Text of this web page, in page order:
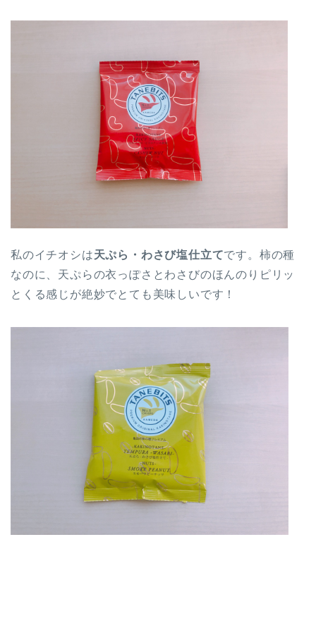
私のイチオシは天ぷら・わさび塩仕立てです。柿の種
なのに、天ぷらの衣っぽさとわさびのほんのりピリッ
とくる感じが絶妙でとても美味しいです！